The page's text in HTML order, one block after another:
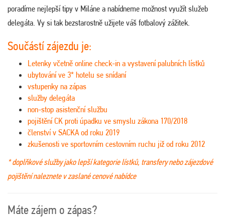
poradíme nejlepší tipy v Miláne a nabídneme možnost využít služeb
delegáta. Vy si tak bezstarostně užijete váš fotbalový zážitek.
Součástí zájezdu je:
Letenky včetně online check-in a vystavení palubních lístků
ubytování ve 3* hotelu se snídaní
vstupenky na zápas
služby delegáta
non-stop asistenční službu
pojištění CK proti úpadku ve smyslu zákona 170/2018
členství v SACKA od roku 2019
zkušenosti ve sportovním cestovním ruchu již od roku 2012
* doplňkové služby jako lepší kategorie lístků, transfery nebo zájezdové
pojištění naleznete v zaslané cenové nabídce
Máte zájem o zápas?